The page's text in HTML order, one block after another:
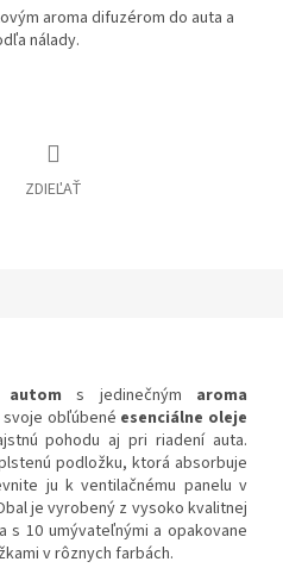
aroma difuzérom do auta a
nálady.
ZDIEĽAŤ
s jedinečným aroma
obľúbené esenciálne oleje
pohodu aj pri riadení auta.
podložku, ktorá absorbuje
ju k ventilačnému panelu v
je vyrobený z vysoko kvalitnej
s 10 umývateľnými a opakovane
v rôznych farbách.